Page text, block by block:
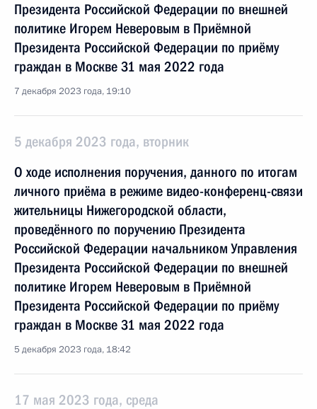
Президента Российской Федерации по внешней
политике Игорем Неверовым в Приёмной
Президента Российской Федерации по приёму
граждан в Москве 31 мая 2022 года
7 декабря 2023 года, 19:10
5 декабря 2023 года, вторник
О ходе исполнения поручения, данного по итогам
личного приёма в режиме видео-конференц-связи
жительницы Нижегородской области,
проведённого по поручению Президента
Российской Федерации начальником Управления
Президента Российской Федерации по внешней
политике Игорем Неверовым в Приёмной
Президента Российской Федерации по приёму
граждан в Москве 31 мая 2022 года
5 декабря 2023 года, 18:42
17 мая 2023 года, среда